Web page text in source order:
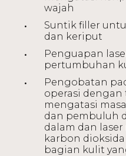
wajah
Suntik filler
dan keriput
Penguapan
pertumbuhan
Pengobatan
operasi
mengatasi
dan pembuluh
dalam dan
karbon
bagian kulit